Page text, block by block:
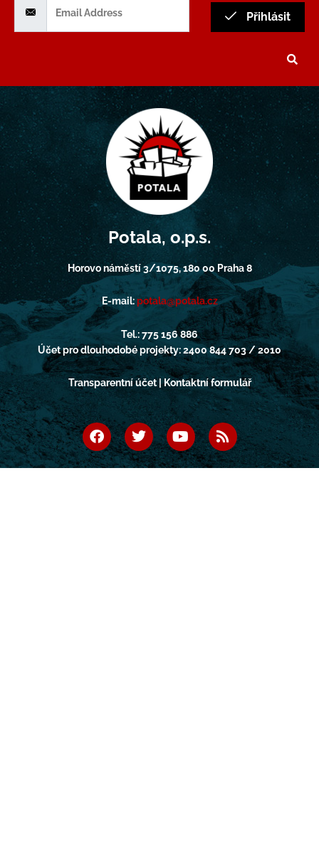
Přihlásit
Potala, o.p.s.
Horovo náměstí 3/1075, 180 00 Praha 8
E-mail:potala@potala.cz
Tel.: 775 156 886
Účet pro dlouhodobé projekty: 2400 844 703 / 2010
Transparentní účet | Kontaktní formulář
F
a
c
e
T
w
i
t
Y
o
u
t
R
s
s